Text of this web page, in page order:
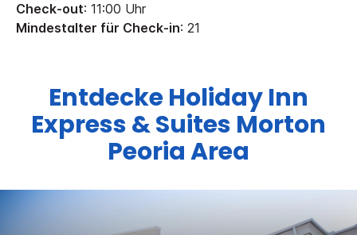
Check-out: 11:00 Uhr
Mindestalter für Check-in: 21
EntdeckeHoliday Inn
Express & Suites Morton
Peoria Area